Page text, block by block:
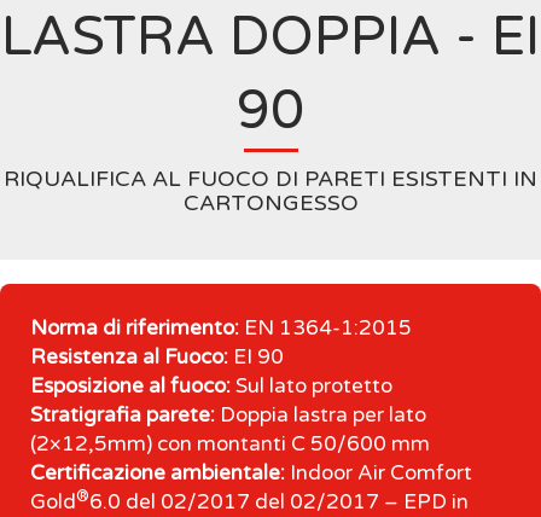
LASTRA DOPPIA - EI
90
RIQUALIFICA AL FUOCO DI PARETI ESISTENTI IN
CARTONGESSO
Norma di riferimento: EN 1364-1:2015
Resistenza al Fuoco: EI 90
Esposizione al fuoco:Sul lato protetto
Stratigrafia parete: Doppia lastra per lato
(2×12,5mm) con montanti C 50/600 mm
Certificazione ambientale: Indoor Air Comfort
Gold®6.0 del 02/2017 del 02/2017 – EPD in